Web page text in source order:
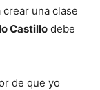
una clase
Castillo debe
de que yo